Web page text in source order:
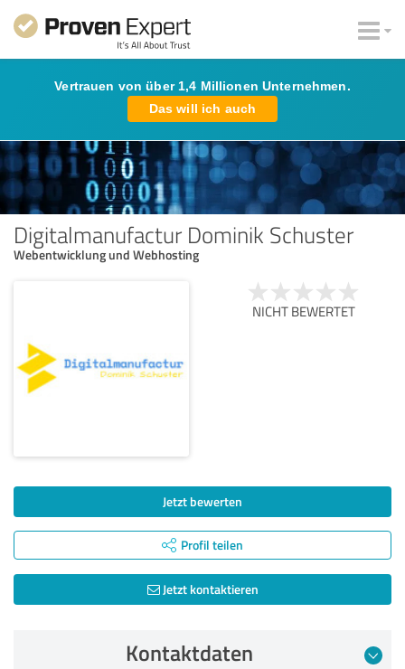
Vertrauen von über 1,4 Millionen Unternehmen.
Das will ich auch
Digitalmanufactur Dominik Schuster
Webentwicklung und Webhosting
NICHT BEWERTET
Jetzt bewerten
Profil teilen
Jetzt kontaktieren
Kontaktdaten